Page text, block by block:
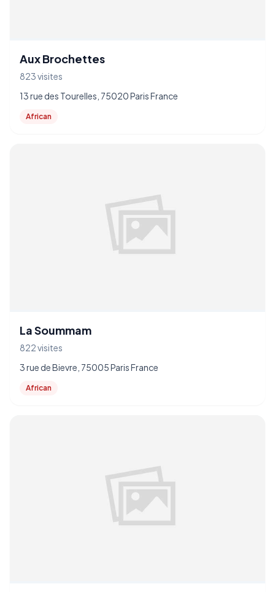
Aux Brochettes
823 visites
13 rue des Tourelles, 75020 Paris France
African
La Soummam
822 visites
3 rue de Bievre, 75005 Paris France
African